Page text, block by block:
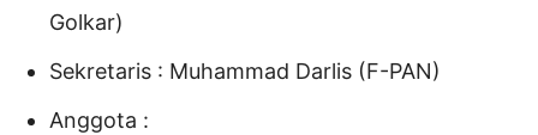
Golkar)
Sekretaris : Muhammad Darlis (F-PAN)
Anggota :